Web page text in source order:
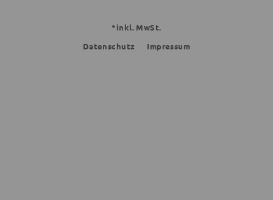
*inkl. MwSt.
Datenschutz
Impressum